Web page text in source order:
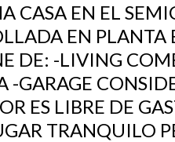
CASA EN EL
EN
DE: -LIVING
-GARAGE
ES LIBRE DE
TRANQUILO